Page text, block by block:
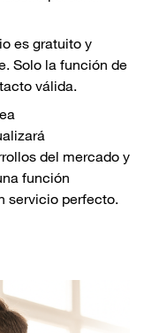
es gratuito y
Solo la función de
válida.
del mercado y
función
servicio perfecto.